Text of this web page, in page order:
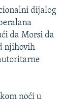
dijalog
da Morsi da
njihovih
noći u